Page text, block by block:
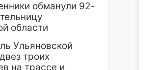
обманули 92-
области
Ульяновской
троих
на трассе и